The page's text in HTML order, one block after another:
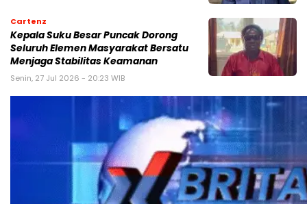
Cartenz
Kepala Suku Besar Puncak Dorong
Seluruh Elemen Masyarakat Bersatu
Menjaga Stabilitas Keamanan
Senin, 27 Jul 2026 - 20:23 WIB